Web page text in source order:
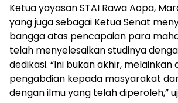
Ketua yayasan STAI Rawa Aopa,
yang juga sebagai Ketua Senat
bangga atas pencapaian para
telah menyelesaikan studinya
dedikasi. “Ini bukan akhir, melainkan
pengabdian kepada masyarakat
dengan ilmu yang telah diperoleh,”